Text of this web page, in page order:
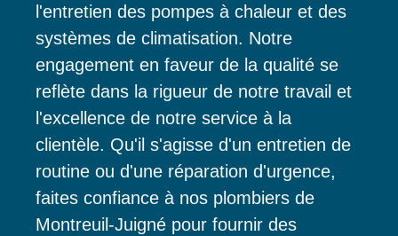
l'entretien des pompes à chaleur et des
systèmes de climatisation. Notre
engagement en faveur de la qualité se
reflète dans la rigueur de notre travail et
l'excellence de notre service à la
clientèle. Qu'il s'agisse d'un entretien de
routine ou d'une réparation d'urgence,
faites confiance à nos plombiers de
Montreuil-Juigné pour fournir des